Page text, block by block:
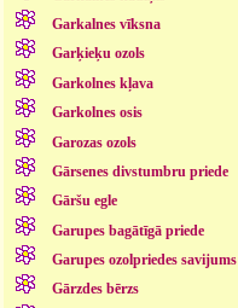
Garkalnes vīksna
Garķieķu ozols
Garkolnes kļava
Garkolnes osis
Garozas ozols
Gārsenes divstumbru priede
Gāršu egle
Garupes bagātīgā priede
Garupes ozolpriedes savijums
Gārzdes bērzs